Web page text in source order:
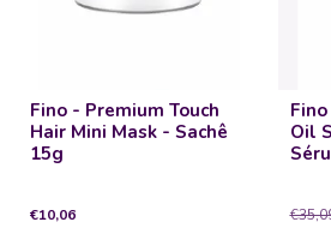
Fino - Premium Touch
Hair Mini Mask - Sachê
15g
€10,06
Oil